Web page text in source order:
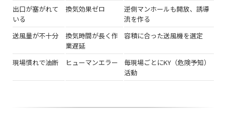
出口が塞がれて
いる
換気効果ゼロ
逆側マンホールも開放、誘導
流を作る
送風量が不十分
換気時間が長く作
業遅延
容積に合った送風機を選定
現場慣れで油断 ヒューマンエラー
毎現場ごとにKY（危険予知）
活動